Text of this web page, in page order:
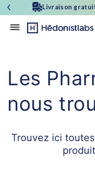
passer
contenu
Livraison
Les
nous
Trouvez ici